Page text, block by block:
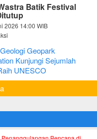
Batik Festival
2026 14:00 WIB
Geopark
Kunjungi Sejumlah
UNESCO